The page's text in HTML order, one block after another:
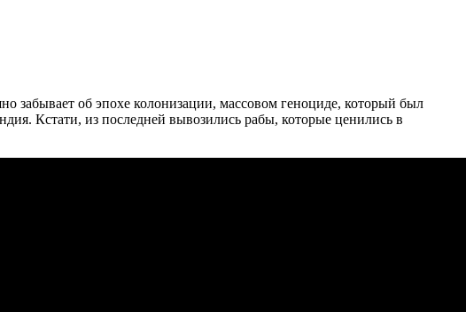
об эпохе колонизации, массовом геноциде, который был
Кстати, из последней вывозились рабы, которые ценились в